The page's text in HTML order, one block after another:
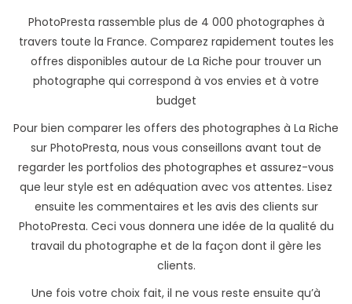
PhotoPresta rassemble plus de 4 000 photographes à
travers toute la France. Comparez rapidement toutes les
offres disponibles autour de La Riche pour trouver un
photographe qui correspond à vos envies et à votre
budget
Pour bien comparer les offers des photographes à La Riche
sur PhotoPresta, nous vous conseillons avant tout de
regarder les portfolios des photographes et assurez-vous
que leur style est en adéquation avec vos attentes. Lisez
ensuite les commentaires et les avis des clients sur
PhotoPresta. Ceci vous donnera une idée de la qualité du
travail du photographe et de la façon dont il gère les
clients.
Une fois votre choix fait, il ne vous reste ensuite qu’à